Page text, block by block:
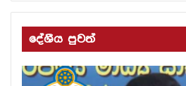
දේශීය පුවත්